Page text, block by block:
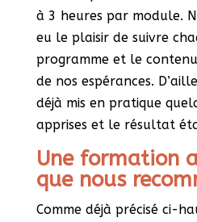
à 3 heures par module.
eu le plaisir de suivre
programme et le
de nos espérances.
déjà mis en pratique
apprises et le résultat
Une formation
que nous
Comme déjà précisé ci-